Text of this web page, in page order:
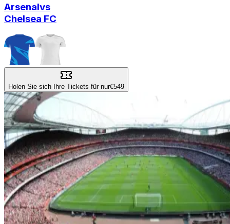
Arsenalvs
Chelsea FC
Holen Sie sich Ihre Tickets für nur€549